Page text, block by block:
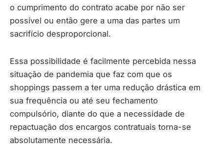
o cumprimento do contrato acabe por não ser
possível ou então gere a uma das partes um
sacrifício desproporcional.
Essa possibilidade é facilmente percebida nessa
situação de pandemia que faz com que os
shoppings passem a ter uma redução drástica em
sua frequência ou até seu fechamento
compulsório, diante do que a necessidade de
repactuação dos encargos contratuais torna-se
absolutamente necessária.